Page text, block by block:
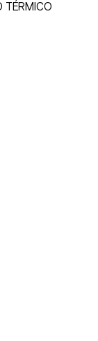
TÉRMICO